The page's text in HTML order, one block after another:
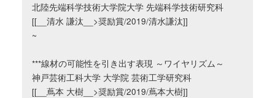
北陸先端科学技術大学院大学 先端科学技術研究科
[[__清水 謙汰__>奨励賞/2019/清水謙汰]]
~
***線材の可能性を引き出す表現 ～ワイヤリズム～
神戸芸術工科大学 大学院 芸術工学研究科
[[__蔦本 大樹__>奨励賞/2019/蔦本大樹]]